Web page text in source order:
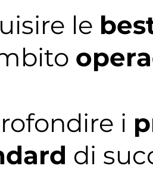
le
i
di